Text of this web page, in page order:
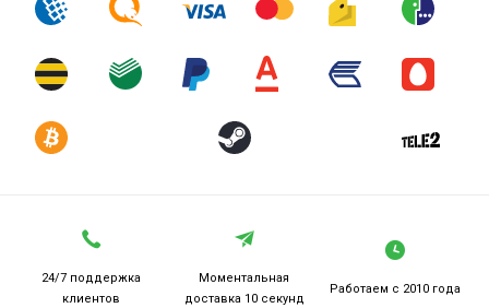
24/7 поддержка
клиентов
Моментальная
доставка 10 секунд
Работаем с 2010 года